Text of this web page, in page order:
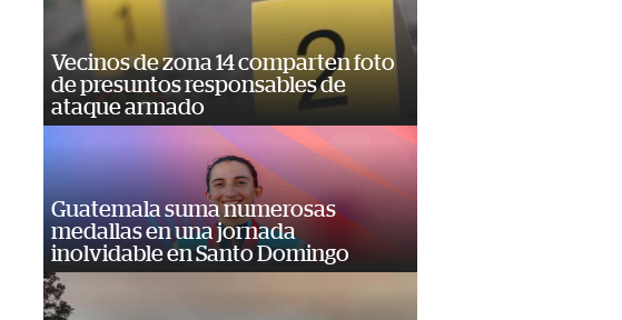
Vecinos de zona 14 comparten foto
de presuntos responsables de
ataque armado
Guatemala suma numerosas
medallas en una jornada
inolvidable en Santo Domingo